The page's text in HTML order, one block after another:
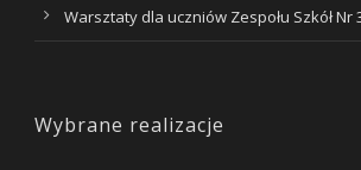
Warsztaty dla uczniów Zespołu Szkół Nr
Wybrane realizacje